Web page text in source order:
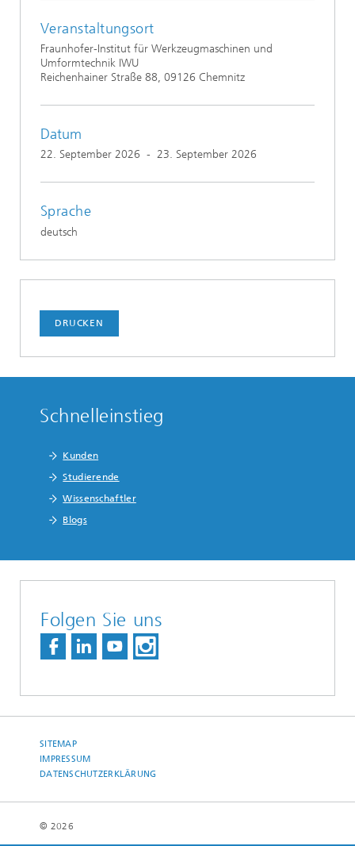
Veranstaltungsort
Fraunhofer-Institut für Werkzeugmaschinen und
Umformtechnik IWU
Reichenhainer Straße 88, 09126 Chemnitz
Datum
22. September 2026 - 23. September 2026
Sprache
deutsch
DRUCKEN
Schnelleinstieg
Kunden
Studierende
Wissenschaftler
Blogs
Folgen Sie uns
SITEMAP
IMPRESSUM
DATENSCHUTZERKLÄRUNG
© 2026